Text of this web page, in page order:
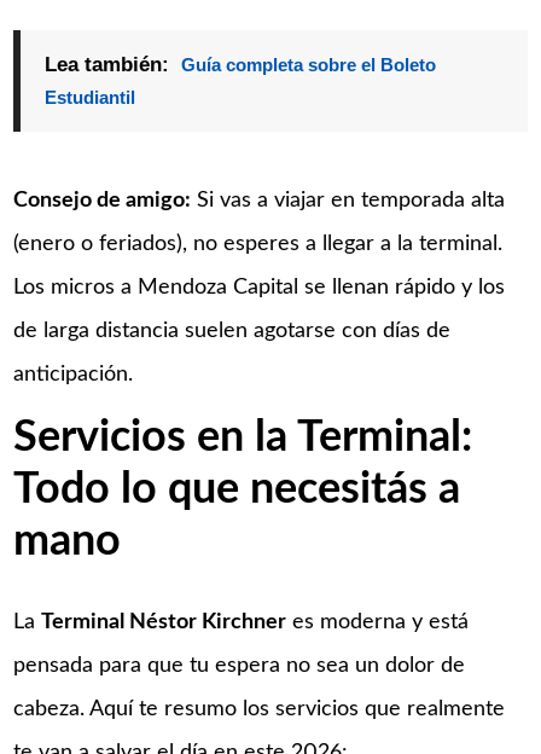
Lea también:
Guía completa sobre el Boleto
Estudiantil
Consejo de amigo: Si vas a viajar en temporada alta
(enero o feriados), no esperes a llegar a la terminal.
Los micros a Mendoza Capital se llenan rápido y los
de larga distancia suelen agotarse con días de
anticipación.
Servicios en la Terminal:
Todo lo que necesitás a
mano
LaTerminal Néstor Kirchner es moderna y está
pensada para que tu espera no sea un dolor de
cabeza. Aquí te resumo los servicios que realmente